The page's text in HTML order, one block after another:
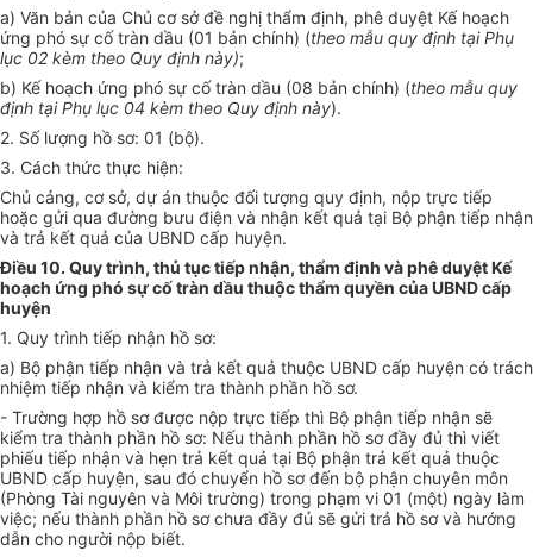
a) Văn bản của Chủ cơ sở đề nghị thẩm định, phê duyệt Kế hoạch
ứng phó sự cố tràn dầu (01 bản chính) (theo mẫu quy định tại Phụ
lục 02 kèm theo Quy định này);
b) Kế hoạch ứng phó sự cố tràn dầu (08 bản chính) (theo mẫu quy
định tại Phụ lục 04 kèm theo Quy định này).
2. Số lượng hồ sơ: 01 (bộ).
3. Cách thức thực hiện:
Chủ cảng, cơ sở, dự án thuộc đối tượng quy định, nộp trực tiếp
hoặc gửi qua đường bưu điện và nhận kết quả tại Bộ phận tiếp nhận
và trả kết quả của UBND cấp huyện.
Điều 10. Quy trình, thủ tục tiếp nhận, thẩm định và phê duyệt Kế
hoạch ứng phó sự cố tràn dầu thuộc thẩm quyền của UBND cấp
huyện
1. Quy trình tiếp nhận hồ sơ:
a) Bộ phận tiếp nhận và trả kết quả thuộc UBND cấp huyện có trách
nhiệm tiếp nhận và kiểm tra thành phần hồ sơ.
- Trường hợp hồ sơ được nộp trực tiếp thì Bộ phận tiếp nhận sẽ
kiểm tra thành phần hồ sơ: Nếu thành phần hồ sơ đầy đủ thì viết
phiếu tiếp nhận và hẹn trả kết quả tại Bộ phận trả kết quả thuộc
UBND cấp huyện, sau đó chuyển hồ sơ đến bộ phận chuyên môn
(Phòng Tài nguyên và Môi trường) trong phạm vi 01 (một) ngày làm
việc; nếu thành phần hồ sơ chưa đầy đủ sẽ gửi trả hồ sơ và hướng
dẫn cho người nộp biết.